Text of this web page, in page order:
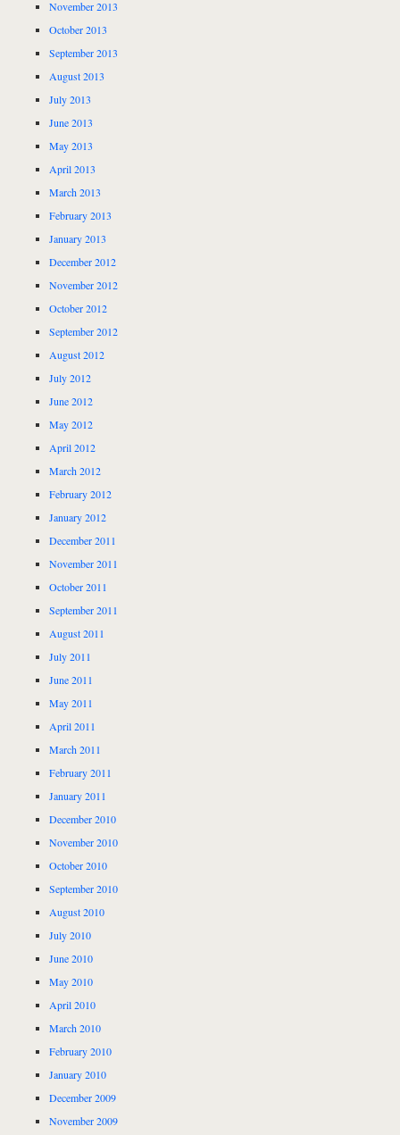
November 2013
October 2013
September 2013
August 2013
July 2013
June 2013
May 2013
April 2013
March 2013
February 2013
January 2013
December 2012
November 2012
October 2012
September 2012
August 2012
July 2012
June 2012
May 2012
April 2012
March 2012
February 2012
January 2012
December 2011
November 2011
October 2011
September 2011
August 2011
July 2011
June 2011
May 2011
April 2011
March 2011
February 2011
January 2011
December 2010
November 2010
October 2010
September 2010
August 2010
July 2010
June 2010
May 2010
April 2010
March 2010
February 2010
January 2010
December 2009
November 2009